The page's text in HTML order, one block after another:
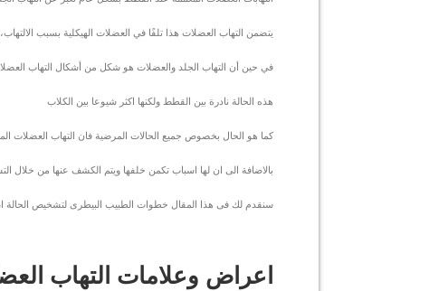
يتضمن التهاب العضلات هذا تلفًا في العضلات الهيكلية بسبب
في حين أن التهاب الجلد والعضلات هو شكل من أشكال التهاب
هذه الحالة نادرة بين القطط ولكنها اكثر شيوعا بين الكلاب
كما هو الحال بخصوص جميع الحالات المرضية فان التهاب العضلات
بالاضافة الى ان لها اسباب تكمن خلفها ويتم الكشف عنها من خلال
سنقدم لك فى هذا المقال خطوات الطبيب البيطرى لتشخيص الحالة
اعراض وعلامات التهاب